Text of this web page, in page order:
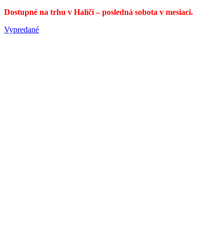
Dostupné na trhu v Halíči – posledná sobota v mesiaci.
Vypredané